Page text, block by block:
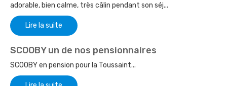
adorable, bien calme, très câlin pendant son séj...
Lire la suite
SCOOBY un de nos pensionnaires
SCOOBY en pension pour la Toussaint...